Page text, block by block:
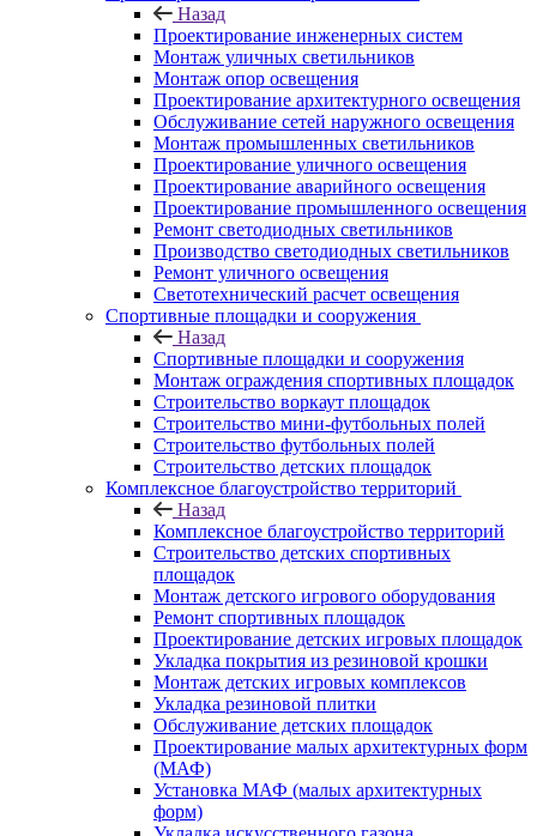
Назад
Проектирование инженерных систем
Монтаж уличных светильников
Монтаж опор освещения
Проектирование архитектурного освещения
Обслуживание сетей наружного освещения
Монтаж промышленных светильников
Проектирование уличного освещения
Проектирование аварийного освещения
Проектирование промышленного освещения
Ремонт светодиодных светильников
Производство светодиодных светильников
Ремонт уличного освещения
Светотехнический расчет освещения
Спортивные площадки и сооружения
Назад
Спортивные площадки и сооружения
Монтаж ограждения спортивных площадок
Строительство воркаут площадок
Строительство мини-футбольных полей
Строительство футбольных полей
Строительство детских площадок
Комплексное благоустройство территорий
Назад
Комплексное благоустройство территорий
Строительство детских спортивных
площадок
Монтаж детского игрового оборудования
Ремонт спортивных площадок
Проектирование детских игровых площадок
Укладка покрытия из резиновой крошки
Монтаж детских игровых комплексов
Укладка резиновой плитки
Обслуживание детских площадок
Проектирование малых архитектурных форм
(МАФ)
Установка МАФ (малых архитектурных
форм)